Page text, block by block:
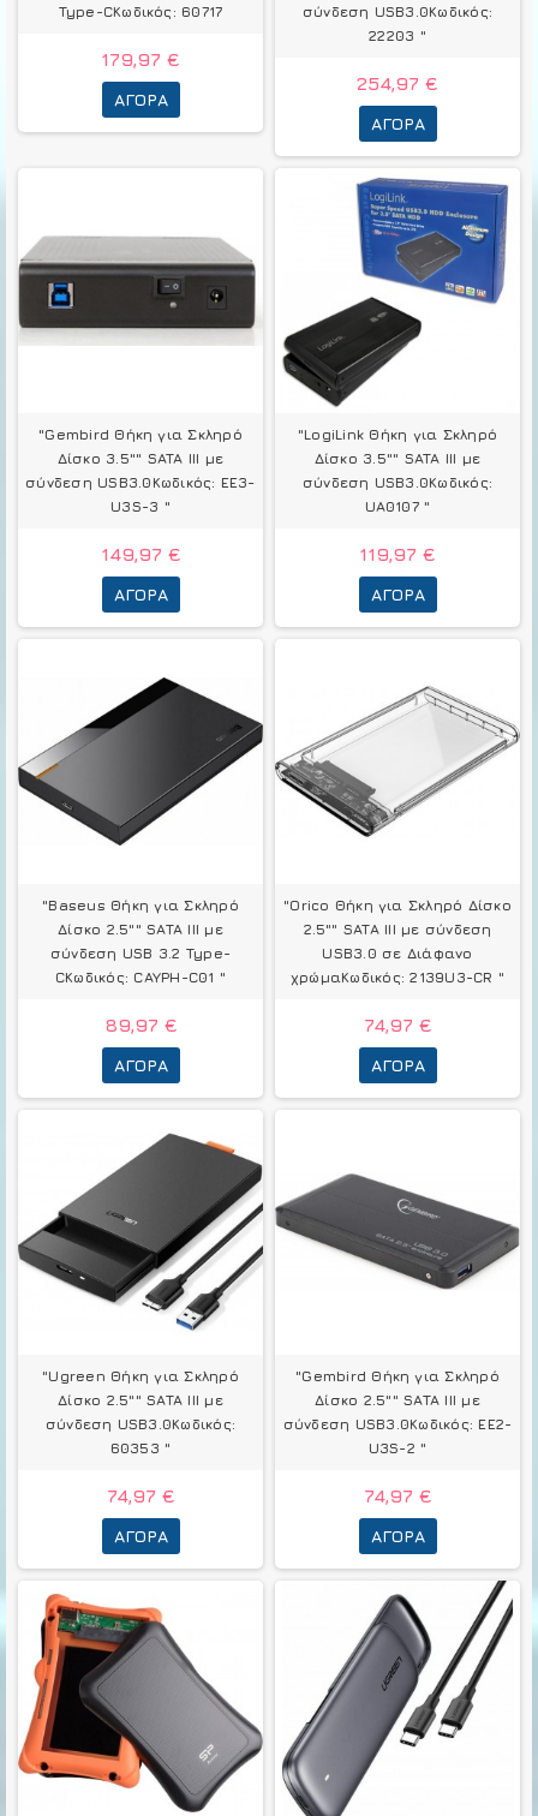
Type-CΚωδικός: 60717
179,97 €
ΑΓΟΡΆ
σύνδεση USB3.0Κωδικός:
22203 "
254,97 €
ΑΓΟΡΆ
"Gembird Θήκη για Σκληρό
Δίσκο 3.5"" SATA III με
σύνδεση USB3.0Κωδικός: EE3-
U3S-3 "
149,97 €
ΑΓΟΡΆ
"LogiLink Θήκη για Σκληρό
Δίσκο 3.5"" SATA III με
σύνδεση USB3.0Κωδικός:
UA0107 "
119,97 €
ΑΓΟΡΆ
"Baseus Θήκη για Σκληρό
Δίσκο 2.5"" SATA III με
σύνδεση USB 3.2 Type-
CΚωδικός: CAYPH-C01 "
89,97 €
ΑΓΟΡΆ
"Orico Θήκη για Σκληρό Δίσκο
2.5"" SATA III με σύνδεση
USB3.0 σε Διάφανο
χρώμαΚωδικός: 2139U3-CR "
74,97 €
ΑΓΟΡΆ
"Ugreen Θήκη για Σκληρό
Δίσκο 2.5"" SATA III με
σύνδεση USB3.0Κωδικός:
60353 "
74,97 €
ΑΓΟΡΆ
"Gembird Θήκη για Σκληρό
Δίσκο 2.5"" SATA III με
σύνδεση USB3.0Κωδικός: EE2-
U3S-2 "
74,97 €
ΑΓΟΡΆ